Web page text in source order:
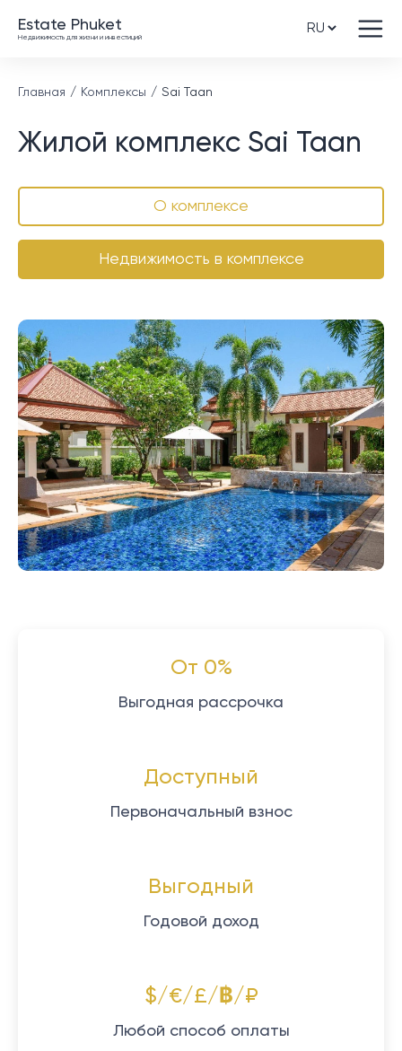
Estate Phuket
Недвижимость для жизни и инвестиций
Главная Комплексы Sai Taan
Жилой комплекс Sai Taan
О комплексе
Недвижимость в комплексе
От 0%
Выгодная рассрочка
Доступный
Первоначальный взнос
Выгодный
Годовой доход
$/€/£/฿/₽
Любой способ оплаты